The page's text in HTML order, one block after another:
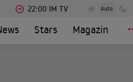
22:00 IM TV Auto
Stars Magazin